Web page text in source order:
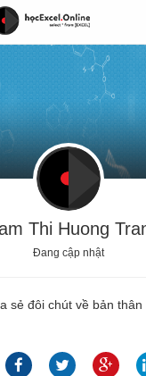
Cao
Thi Huong
Đang cập nhật
sẻ đôi chút về bản thân